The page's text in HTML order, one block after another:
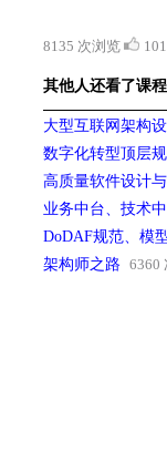
8135 次浏览
其他人还看了课程
大型互联网架构
数字化转型顶层
高质量软件设计
业务中台、技术
DoDAF规范、模
架构师之路 6360